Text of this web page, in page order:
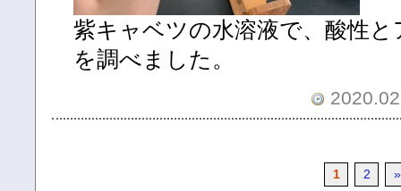
紫キャベツの水溶液で、酸性
を調べました。
1 2 »